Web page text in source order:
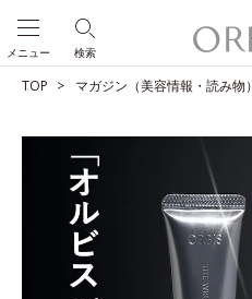
検索
メニュー
TOP マガジン（美容情報・読み物）